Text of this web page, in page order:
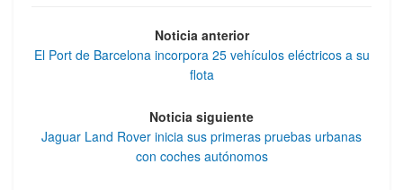
Noticia anterior
El Port de Barcelona incorpora 25 vehículos eléctricos a su
flota
Noticia siguiente
Jaguar Land Rover inicia sus primeras pruebas urbanas
con coches autónomos